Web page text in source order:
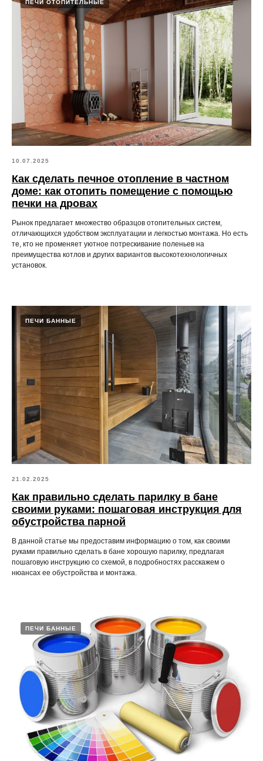
ПЕЧИ ОТОПИТЕЛЬНЫЕ
10.07.2025
Как сделать печное отопление в частном
доме: как отопить помещение с помощью
печки на дровах
Рынок предлагает множество образцов отопительных систем,
отличающихся удобством эксплуатации и легкостью монтажа. Но есть
те, кто не променяет уютное потрескивание поленьев на
преимущества котлов и других вариантов высокотехнологичных
установок.
ПЕЧИ БАННЫЕ
21.02.2025
Как правильно сделать парилку в бане
своими руками: пошаговая инструкция для
обустройства парной
В данной статье мы предоставим информацию о том, как своими
руками правильно сделать в бане хорошую парилку, предлагая
пошаговую инструкцию со схемой, в подробностях расскажем о
нюансах ее обустройства и монтажа.
ПЕЧИ БАННЫЕ